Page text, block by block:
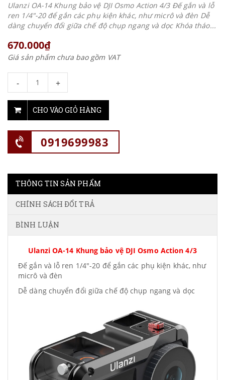
Ulanzi OA-14 Khung bảo vệ DJI Osmo Action 4/3 Đế gắn và lỗ
ren 1/4"-20 để gắn các phụ kiện khác, như micrô và đèn Dễ
dàng chuyển đổi giữa chế độ chụp ngang và dọc Khóa tháo...
670.000₫
Giá sản phẩm chưa bao gồm VAT
- +
CHO VÀO GIỎ HÀNG
0919699983
THÔNG TIN SẢN PHẨM
CHÍNH SÁCH ĐỔI TRẢ
BÌNH LUẬN
Ulanzi OA-14 Khung bảo vệ DJI Osmo Action 4/3
Đế gắn và lỗ ren 1/4"-20 để gắn các phụ kiện khác, như
micrô và đèn
Dễ dàng chuyển đổi giữa chế độ chụp ngang và dọc